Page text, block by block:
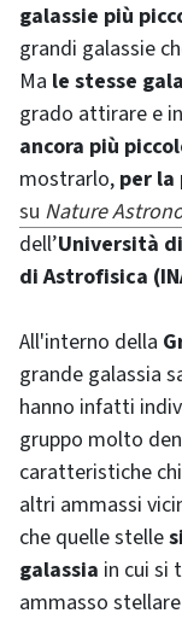
galassie più
grandi galassie
Ma le stesse
grado attirare e
ancora più
mostrarlo, per
su Nature
dell’Università
di Astrofisica
All'interno della
grande galassia
hanno infatti
gruppo molto
caratteristiche
altri ammassi
che quelle stelle
galassia in cui si
ammasso